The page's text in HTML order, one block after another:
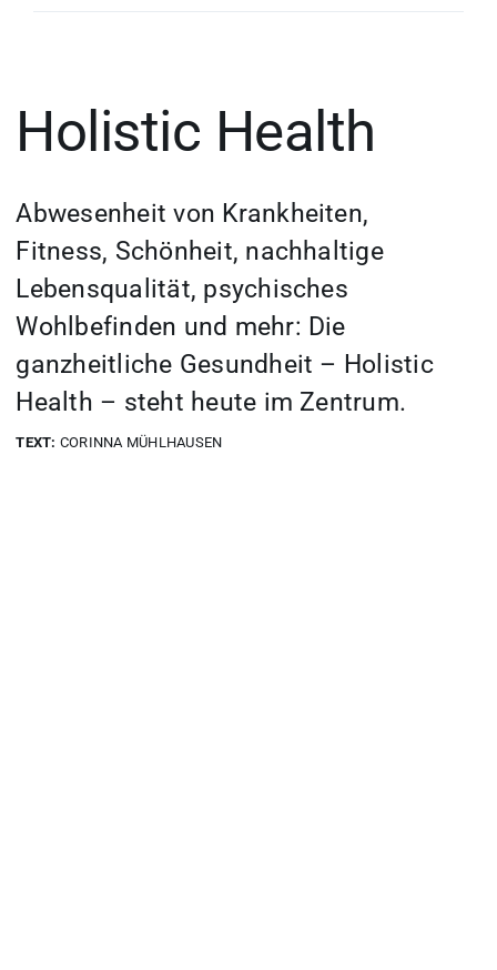
Holistic Health
Abwesenheit von Krankheiten,
Fitness, Schönheit, nachhaltige
Lebensqualität, psychisches
Wohlbefinden und mehr: Die
ganzheitliche Gesundheit – Holistic
Health – steht heute im Zentrum.
TEXT: CORINNA MÜHLHAUSEN